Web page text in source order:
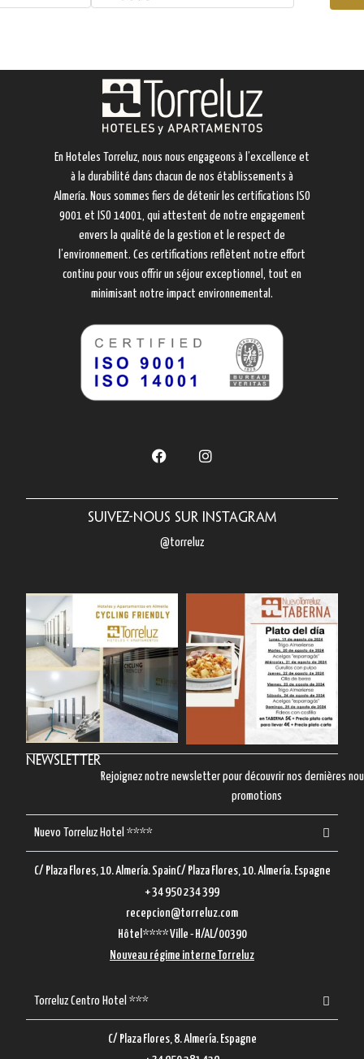
En Hoteles Torreluz, nous nous engageons à l’excellence et
à la durabilité dans chacun de nos établissements à
Almería. Nous sommes fiers de détenir les certifications ISO
9001 et ISO 14001, qui attestent de notre engagement
envers la qualité de la gestion et le respect de
l’environnement. Ces certifications reflètent notre effort
continu pour vous offrir un séjour exceptionnel, tout en
minimisant notre impact environnemental.
Suivez-nous sur Instagram
@torreluz
Newsletter
Rejoignez notre newsletter pour découvrir nos dernières
promotions
Nuevo Torreluz Hotel ****
C/ Plaza Flores, 10. Almería. SpainC/ Plaza Flores, 10. Almería. Espagne
+ 34 950 234 399
recepcion@torreluz.com
Hôtel**** Ville - H/AL/00390
Nouveau régime interne Torreluz
Torreluz Centro Hotel ***
C/ Plaza Flores, 8. Almería. Espagne